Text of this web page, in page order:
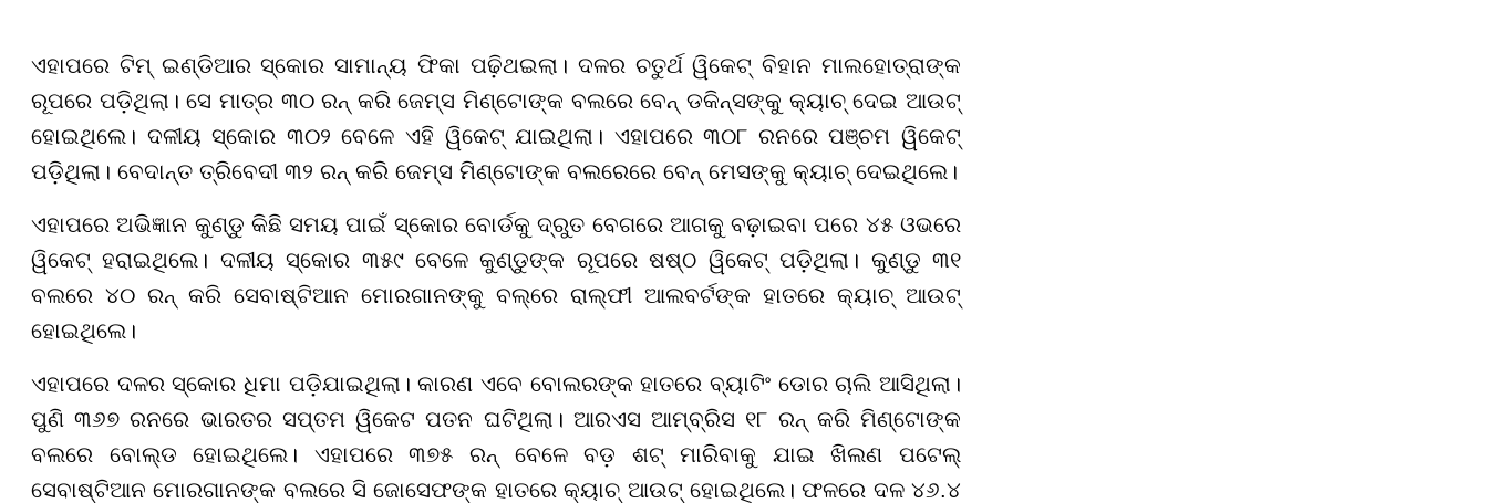
ଏହାପରେ ଟିମ୍ ଇଣ୍ଡିଆର ସ୍କୋର ସାମାନ୍ୟ ଫିକା ପଢ଼ିଥଇଲା। ଦଳର ଚତୁର୍ଥ ୱିକେଟ୍ ବିହାନ ମାଲହୋତ୍ରାଙ୍କ
ରୂପରେ ପଡ଼ିଥିଲା। ସେ ମାତ୍ର ୩୦ ରନ୍ କରି ଜେମ୍ସ ମିଣ୍ଟୋଙ୍କ ବଲରେ ବେନ୍ ଡକିନ୍ସଙ୍କୁ କ୍ୟାଚ୍ ଦେଇ ଆଉଟ୍
ହୋଇଥିଲେ। ଦଳୀୟ ସ୍କୋର ୩୦୨ ବେଳେ ଏହି ୱିକେଟ୍ ଯାଇଥିଲା। ଏହାପରେ ୩୦୮ ରନରେ ପଞ୍ଚମ ୱିକେଟ୍
ପଡ଼ିଥିଲା। ବେଦାନ୍ତ ତ୍ରିବେଦୀ ୩୨ ରନ୍ କରି ଜେମ୍ସ ମିଣ୍ଟୋଙ୍କ ବଲରେରେ ବେନ୍ ମେସଙ୍କୁ କ୍ୟାଚ୍ ଦେଇଥିଲେ।
ଏହାପରେ ଅଭିଜ୍ଞାନ କୁଣ୍ଡୁ କିଛି ସମୟ ପାଇଁ ସ୍କୋର ବୋର୍ଡକୁ ଦ୍ରୁତ ବେଗରେ ଆଗକୁ ବଢ଼ାଇବା ପରେ ୪୫ ଓଭରେ
ୱିକେଟ୍ ହରାଇଥିଲେ। ଦଳୀୟ ସ୍କୋର ୩୫୯ ବେଳେ କୁଣ୍ଡୁଙ୍କ ରୂପରେ ଷଷ୍ଠ ୱିକେଟ୍ ପଡ଼ିଥିଲା। କୁଣ୍ଡୁ ୩୧
ବଲରେ ୪୦ ରନ୍ କରି ସେବାଷ୍ଟିଆନ ମୋରଗାନଙ୍କୁ ବଲ୍ରେ ରାଲ୍ଫୀ ଆଲବର୍ଟଙ୍କ ହାତରେ କ୍ୟାଚ୍ ଆଉଟ୍
ହୋଇଥିଲେ।
ଏହାପରେ ଦଳର ସ୍କୋର ଧିମା ପଡ଼ିଯାଇଥିଲା। କାରଣ ଏବେ ବୋଲରଙ୍କ ହାତରେ ବ୍ୟାଟିଂ ଡୋର ଚାଲି ଆସିଥିଲା।
ପୁଣି ୩୬୭ ରନରେ ଭାରତର ସପ୍ତମ ୱିକେଟ ପତନ ଘଟିଥିଲା। ଆରଏସ ଆମ୍ବ୍ରିସ ୧୮ ରନ୍ କରି ମିଣ୍ଟୋଙ୍କ
ବଲରେ ବୋଲ୍ଡ ହୋଇଥିଲେ। ଏହାପରେ ୩୭୫ ରନ୍ ବେଳେ ବଡ଼ ଶଟ୍ ମାରିବାକୁ ଯାଇ ଖିଲଣ ପଟେଲ୍
ସେବାଷ୍ଟିଆନ ମୋରଗାନଙ୍କ ବଲରେ ସି ଜୋସେଫଙ୍କ ହାତରେ କ୍ୟାଚ୍ ଆଉଟ୍ ହୋଇଥିଲେ। ଫଳରେ ଦଳ ୪୬.୪